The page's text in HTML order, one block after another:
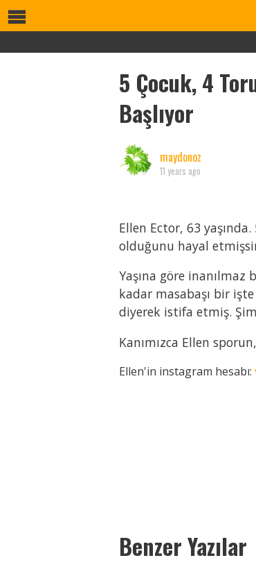
5 Çocuk, 4
Başlıyor
maydonoz
11 years ago
Ellen Ector, 63
olduğunu hayal
Yaşına göre
kadar masabaşı bir işte
diyerek istifa etmiş.
Kanımızca Ellen
Ellen'in instagram hesabı:
Benzer Yazılar